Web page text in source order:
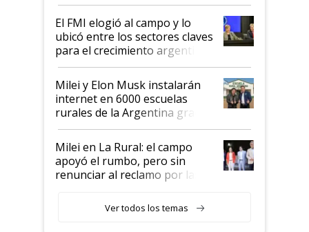
de Milei
El FMI elogió al campo y lo
ubicó entre los sectores claves
para el crecimiento argentino
Milei y Elon Musk instalarán
internet en 6000 escuelas
rurales de la Argentina gracias
a un acuerdo con Starlink
Milei en La Rural: el campo
apoyó el rumbo, pero sin
renunciar al reclamo por las
Ver todos los temas